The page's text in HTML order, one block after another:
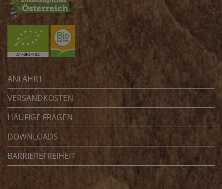
ANFAHRT
VERSANDKOSTEN
HÄUFIGE FRAGEN
DOWNLOADS
BARRIEREFREIHEIT